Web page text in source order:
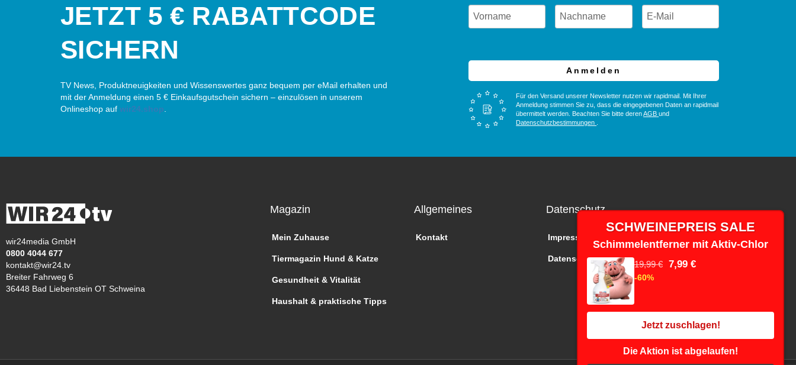
JETZT 5 € RABATTCODE
SICHERN
TV News, Produktneuigkeiten und Wissenswertes ganz bequem per eMail erhalten und
mit der Anmeldung einen 5 € Einkaufsgutschein sichern – einzulösen in unserem
Onlineshop auf wir24.shop.
Anmelden
Für den Versand unserer Newsletter nutzen wir rapidmail. Mit Ihrer
Anmeldung stimmen Sie zu, dass die eingegebenen Daten an rapidmail
übermittelt werden. Beachten Sie bitte derenAGBund
Datenschutzbestimmungen
wir24media GmbH
0800 4044 677
kontakt@wir24.tv
Breiter Fahrweg 6
36448 Bad Liebenstein OT Schweina
Magazin
Mein Zuhause
Tiermagazin Hund & Katze
Gesundheit & Vitalität
Haushalt & praktische Tipps
Allgemeines
Kontakt
Datenschutz
Impressum
Datenschutz
SCHWEINEPREIS SALE
Schimmelentferner mit Aktiv-Chlor
19,99 € 7,99 €
-60%
Jetzt zuschlagen!
Die Aktion ist abgelaufen!